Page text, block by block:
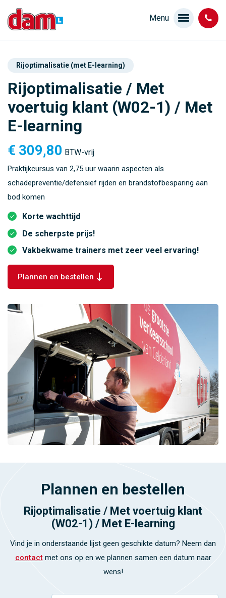
Rijoptimalisatie (met E-learning)
Rijoptimalisatie / Met
voertuig klant (W02-1) / Met
E-learning
€ 309,80 BTW-vrij
Praktijkcursus van 2,75 uur waarin aspecten als
schadepreventie/defensief rijden en brandstofbesparing aan
bod komen
Korte wachttijd
De scherpste prijs!
Vakbekwame trainers met zeer veel ervaring!
Plannen en bestellen
Plannen en bestellen
Rijoptimalisatie / Met voertuig klant
(W02-1) / Met E-learning
Vind je in onderstaande lijst geen geschikte datum? Neem dan
contactmet ons op en we plannen samen een datum naar
wens!